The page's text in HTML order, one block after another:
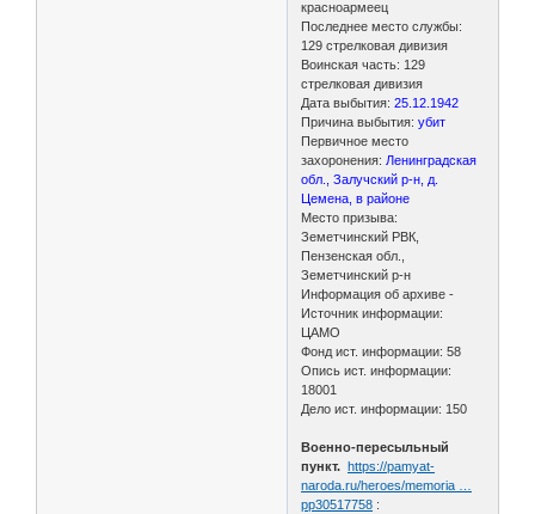
красноармеец
Последнее место службы:
129 стрелковая дивизия
Воинская часть: 129
стрелковая дивизия
Дата выбытия:25.12.1942
Причина выбытия:убит
Первичное место
захоронения: Ленинградская
обл., Залучский р-н, д.
Цемена, в районе
Место призыва:
Земетчинский РВК,
Пензенская обл.,
Земетчинский р-н
Информация об архиве -
Источник информации:
ЦАМО
Фонд ист. информации: 58
Опись ист. информации:
18001
Дело ист. информации: 150
Военно-пересыльный
пункт. https://pamyat-
naroda.ru/heroes/memoria …
pp30517758 :